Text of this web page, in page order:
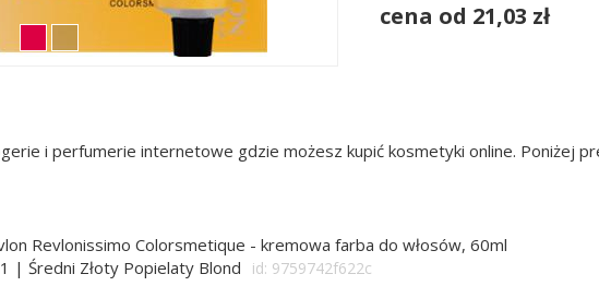
cena od 21,03 zł
i perfumerie internetowe gdzie możesz kupić kosmetyki online. Poniżej
Revlonissimo Colorsmetique - kremowa farba do włosów, 60ml
| Średni Złoty Popielaty Blond
id: 9759742f622c